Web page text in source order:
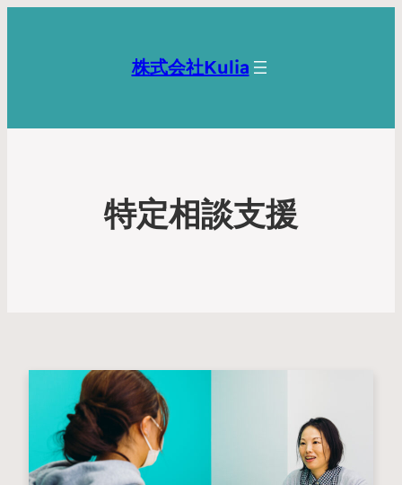
株式会社Kulia
特定相談支援